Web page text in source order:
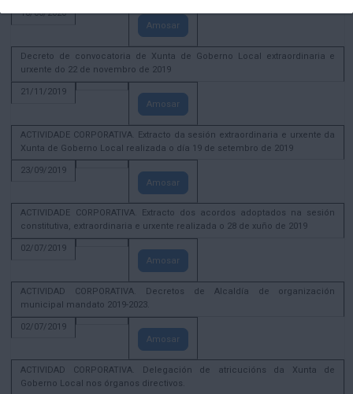
18/06/2020
Amosar
Decreto de convocatoria de Xunta de Goberno Local extraordinaria e
urxente do 22 de novembro de 2019
21/11/2019
Amosar
ACTIVIDADE CORPORATIVA. Extracto da sesión extraordinaria e urxente da
Xunta de Goberno Local realizada o día 19 de setembro de 2019
23/09/2019
Amosar
ACTIVIDADE CORPORATIVA. Extracto dos acordos adoptados na sesión
constitutiva, extraordinaria e urxente realizada o 28 de xuño de 2019
02/07/2019
Amosar
ACTIVIDAD CORPORATIVA. Decretos de Alcaldía de organización
municipal mandato 2019-2023.
02/07/2019
Amosar
ACTIVIDAD CORPORATIVA. Delegación de atricucións da Xunta de
Goberno Local nos órganos directivos.